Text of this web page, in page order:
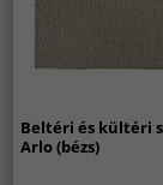
Beltéri és kültéri
Arlo (bézs)